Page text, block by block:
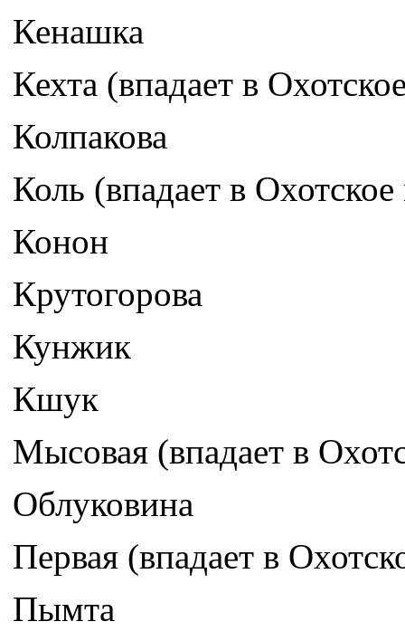
Кенашка
Кехта (впадает в
Колпакова
Коль (впадает в
Конон
Крутогорова
Кунжик
Кшук
Мысовая (впадает в
Облуковина
Первая (впадает в
Пымта